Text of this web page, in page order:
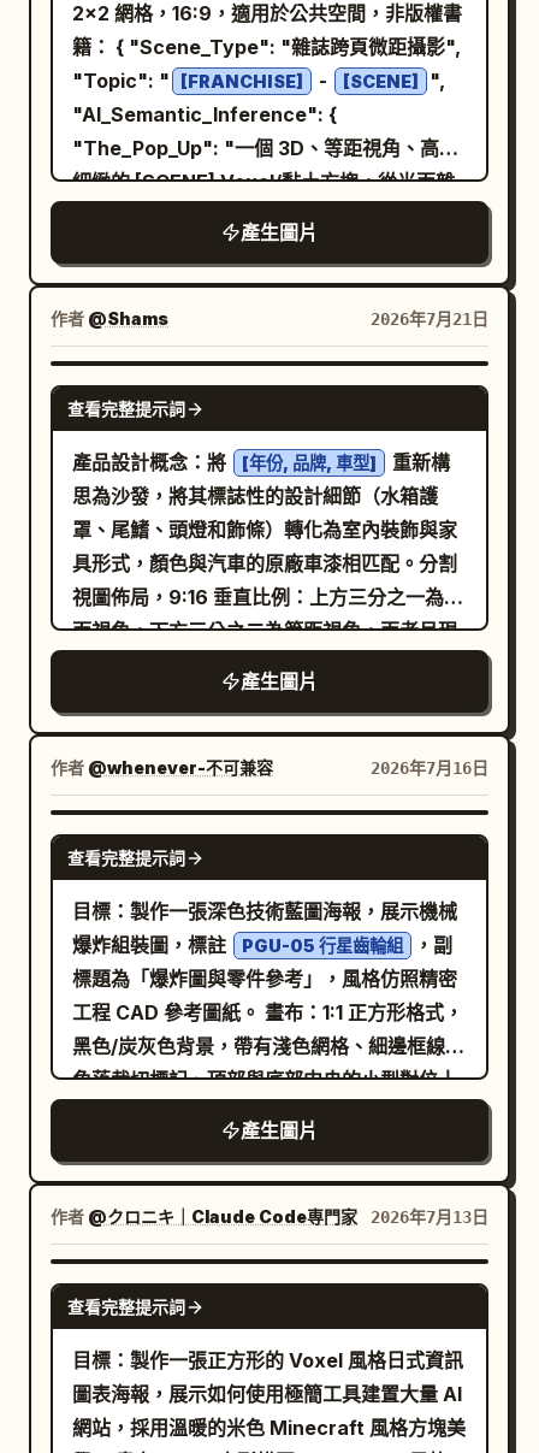
線及資訊卡必須完整填寫。禁止包含虛構的人
體工學認證、承重數值、調整等級、健康改善
功效、專利或測試結果。
2x2 網格，16:9，適用於公共空間，非版權書
籍： { "Scene_Type": "雜誌跨頁微距攝影",
"Topic": "
[FRANCHISE] - [SCENE]
",
"AI_Semantic_Inference": {
"The_Pop_Up": "一個 3D、等距視角、高度
細緻的 [SCENE] Voxel/黏土方塊，從光面雜
誌頁面中升起。", "The_Layout": "左右頁邊
留有編輯文字欄、粗體標題以及「秘密數據」
方塊。", "The_Callouts": "在 AI_INFER(3D
模型中隱藏的彩蛋) 周圍畫上紅色圓圈，並以
紅線連接至 2D 頁邊文字。" }, "Aesthetic":
"微光紙張質感、鮮豔色彩，2D 印刷媒體與
3D 等距藝術令人滿足的觸感融合。" }
產生圖片
作者 @Shams 2026年7月21日
GPT IMAGE 2
查看完整提示詞
產品設計概念：將 [年份, 品牌, 車型]
重新構
思為沙發，將其標誌性的設計細節（水箱護
罩、尾鰭、頭燈和飾條）轉化為室內裝飾與家
具形式，顏色與汽車的原廠車漆相匹配。分割
視圖佈局，9:16 垂直比例：上方三分之一為正
面視角，下方三分之二為等距視角，兩者呈現
相同的沙發設計、材質與顏色。居中的三分法
構圖，留有充足的負空間。全平面純色背景，
顏色與汽車完全一致，無漸層，攝影棚產品燈
光。復古 LUT：溫暖褪色調、柔和底片顆粒
感、低飽和度、細微暗角。
產生圖片
作者 @whenever-不可兼容 2026年7月16日
GPT IMAGE 2
查看完整提示詞
目標：製作一張深色技術藍圖海報，展示機械
爆炸組裝圖，標註
PGU-05 行星齒輪組
，副
標題為「爆炸圖與零件參考」，風格仿照精密
工程 CAD 參考圖紙。 畫布：1:1 正方形格式，
黑色/炭灰色背景，帶有淺色網格、細邊框線、
角落裁切標記、頂部與底部中央的小型對位十
字線，以及右上角的小型圖紙編號「01」。使
用白色與淺灰色單線製圖線條，並加入局部紅
色亮點。 主體：中央放置一張詳細的行星齒輪
組等軸測爆炸圖，從上到下垂直排列。右側需
有 10 組帶引線的零件標註：01 內六角螺絲
(x6)、02 頂蓋、03 內齒圈、04 行星齒輪
(x3)、05 太陽齒輪、06 行星架、07 推力墊
圈、08 輸出軸、09 軸承 (x2)、10 外殼。將
爆炸零件渲染為透明線框/技術線條，包含隱藏
的構造線與虛線對齊軸。將太陽齒輪作為唯一
產生圖片
作者 @クロニキ｜Claude Code専門家 2026年7月13日
GPT IMAGE 2
查看完整提示詞
目標：製作一張正方形的 Voxel 風格日式資訊
圖表海報，展示如何使用極簡工具建置大量 AI
網站，採用溫暖的米色 Minecraft 風格方塊美